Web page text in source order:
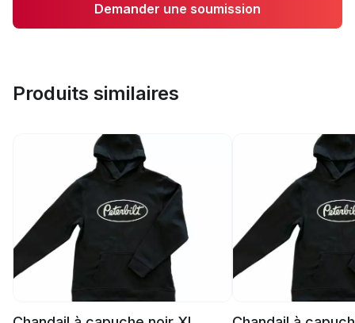
Demander une soumission
Produits similaires